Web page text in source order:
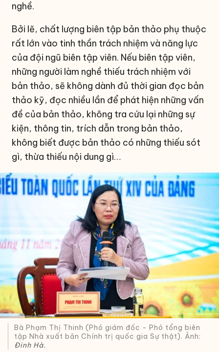
nghề.
Bởi lẽ, chất lượng biên tập bản thảo phụ thuộc
rất lớn vào tinh thần trách nhiệm và năng lực
của đội ngũ biên tập viên. Nếu biên tập viên,
những người làm nghề thiếu trách nhiệm với
bản thảo, sẽ không dành đủ thời gian đọc bản
thảo kỹ, đọc nhiều lần để phát hiện những vấn
đề của bản thảo, không tra cứu lại những sự
kiện, thông tin, trích dẫn trong bản thảo,
không biết được bản thảo có những thiếu sót
gì, thừa thiếu nội dung gì…
Bà Phạm Thị Thinh (Phó giám đốc - Phó tổng biên
tập Nhà xuất bản Chính trị quốc gia Sự thật). Ảnh:
Đinh Hà.